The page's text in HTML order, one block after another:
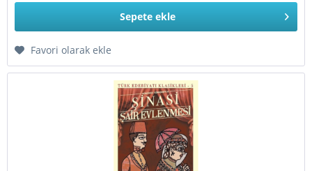
Sepete ekle
Favori olarak ekle